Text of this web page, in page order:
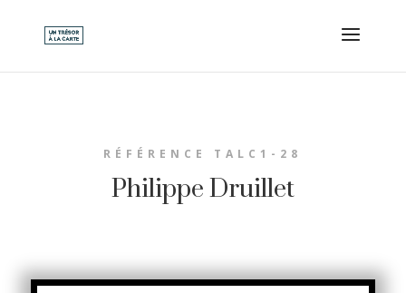
RÉFÉRENCE TALC1-28
Philippe Druillet